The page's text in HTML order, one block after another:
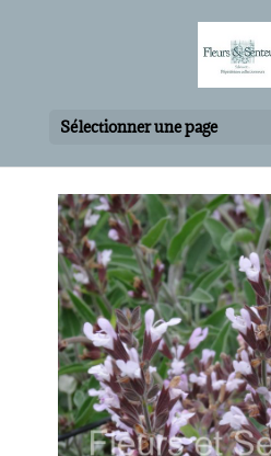
Sélectionner une page